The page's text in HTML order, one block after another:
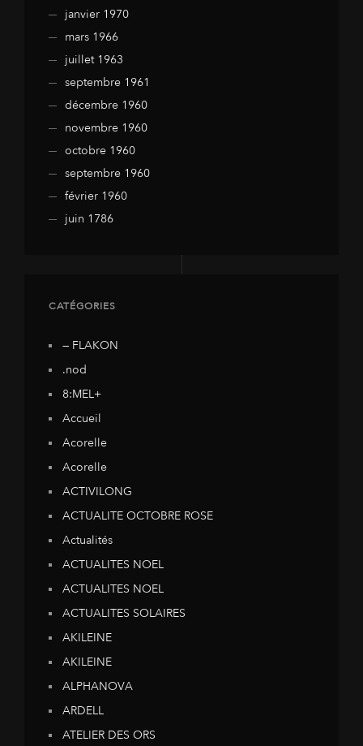
janvier 1970
mars 1966
juillet 1963
septembre 1961
décembre 1960
novembre 1960
octobre 1960
septembre 1960
février 1960
juin 1786
CATÉGORIES
— FLAKON
.nod
8:MEL+
Accueil
Acorelle
Acorelle
ACTIVILONG
ACTUALITE OCTOBRE ROSE
Actualités
ACTUALITES NOEL
ACTUALITES NOEL
ACTUALITES SOLAIRES
AKILEINE
AKILEINE
ALPHANOVA
ARDELL
ATELIER DES ORS